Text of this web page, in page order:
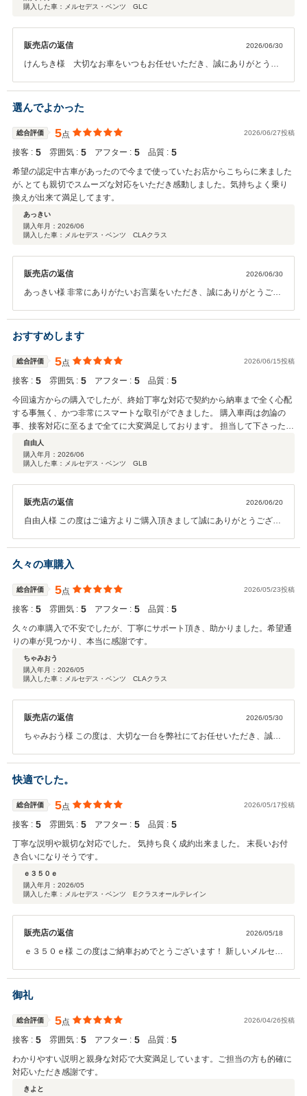
購入した車：メルセデス・ベンツ GLC
販売店の返信 2026/06/30
けんちき様 大切なお車をいつもお任せいただき、誠にありがとうご
のになる様、 世田谷南スタッフ一同、しっかりとサポートさせていた
だきます。末永いお付き合いを宜しくお願い致します！ メルセデ
ス・ベンツ世田谷南 青木悠真
選んでよかった
総合評価 5点 2026/06/27投稿
接客 : 5 雰囲気 : 5 アフター : 5 品質 : 5
希望の認定中古車があったので今まで使っていたお店からこちらに来ました
が､とても親切でスムーズな対応をいただき感動しました。気持ちよく乗り
換えが出来て満足してます。
あっきい
購入年月： 2026/06
購入した車：メルセデス・ベンツ CLAクラス
販売店の返信 2026/06/30
あっきい様 非常にありがたいお言葉をいただき、誠にありがとうござ
任せいただきましたので、今後もあっきい様のカーライフが素敵なも
のになる様、 世田谷南スタッフ一同、しっかりとサポートさせていた
だきます。末永いお付き合いを宜しくお願い致します！ メルセデ
ス・ベンツ世田谷南 青木悠真
おすすめします
総合評価 5点 2026/06/15投稿
接客 : 5 雰囲気 : 5 アフター : 5 品質 : 5
今回遠方からの購入でしたが、終始丁寧な対応で契約から納車まで全く心配
する事無く、かつ非常にスマートな取引ができました。 購入車両は勿論の
事、接客対応に至るまで全てに大変満足しております。 担当して下さったス
タッフ様に心より御礼申し上げます。 何卒これからも宜しくお願い致しま
す。
自由人
購入年月： 2026/06
購入した車：メルセデス・ベンツ GLB
販売店の返信 2026/06/20
自由人様 この度はご遠方よりご購入頂きまして誠にありがとうござい
めのお言葉を頂き大変恐縮でございます。 素敵なご縁を頂き感謝申し
上げます。 何かございましたらいつでもご連絡下さいませ。 今後とも
宜しくお願い申し上げます。
久々の車購入
総合評価 5点 2026/05/23投稿
接客 : 5 雰囲気 : 5 アフター : 5 品質 : 5
久々の車購入で不安でしたが、丁寧にサポート頂き、助かりました。希望通
りの車が見つかり、本当に感謝です。
ちゃみおう
購入年月： 2026/05
購入した車：メルセデス・ベンツ CLAクラス
販売店の返信 2026/05/30
ちゃみおう様 この度は、大切な一台を弊社にてお任せいただき、誠に
素敵なものになる様、 世田谷南スタッフ一同、しっかりとサポートさ
せていただきます。末永いお付き合いを宜しくお願い致します！ メ
ルセデス・ベンツ世田谷南 青木悠真
快適でした。
総合評価 5点 2026/05/17投稿
接客 : 5 雰囲気 : 5 アフター : 5 品質 : 5
丁寧な説明や親切な対応でした。 気持ち良く成約出来ました。 末長いお付
き合いになりそうです。
ｅ３５０ｅ
購入年月： 2026/05
購入した車：メルセデス・ベンツ Eクラスオールテレイン
販売店の返信 2026/05/18
ｅ３５０ｅ様 この度はご納車おめでとうございます！ 新しいメルセデ
コミをいただき誠にありがとうございます。 お客様のお言葉は私ども
にとって大きな励みとなります。 今後とも何かございましたら、いつ
御礼
総合評価 5点 2026/04/26投稿
接客 : 5 雰囲気 : 5 アフター : 5 品質 : 5
わかりやすい説明と親身な対応で大変満足しています。ご担当の方も的確に
対応いただき感謝です。
きよと